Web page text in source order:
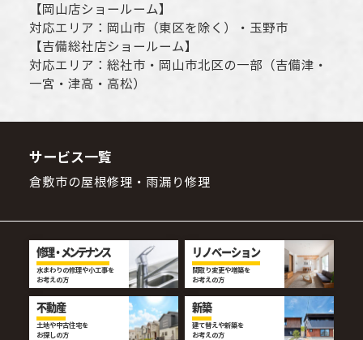
【岡山店ショールーム】
対応エリア： 岡山市 （東区を除く）・玉野市
【吉備総社店ショールーム】
対応エリア： 総社市 ・ 岡山市北区の一部（吉備津・
一宮・津高・高松）
サービス一覧
倉敷市の屋根修理・雨漏り修理
修理・メンテナンス
水まわりの修理や小工事を
お考えの方
リノベーション
間取り変更や増築を
お考えの方
不動産
土地や中古住宅を
お探しの方
新築
建て替えや新築を
お考えの方